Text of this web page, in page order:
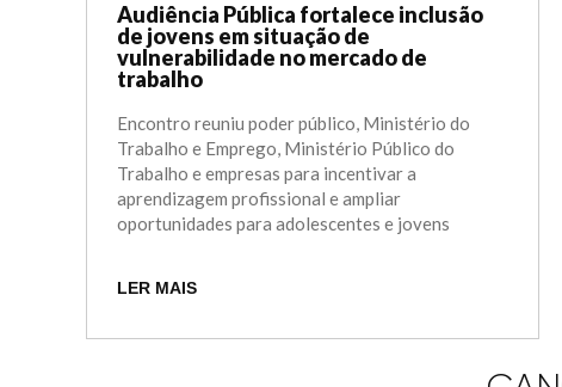
Audiência Pública fortalece inclusão
de jovens em situação de
vulnerabilidade no mercado de
trabalho
Encontro reuniu poder público, Ministério do
Trabalho e Emprego, Ministério Público do
Trabalho e empresas para incentivar a
aprendizagem profissional e ampliar
oportunidades para adolescentes e jovens
LER MAIS